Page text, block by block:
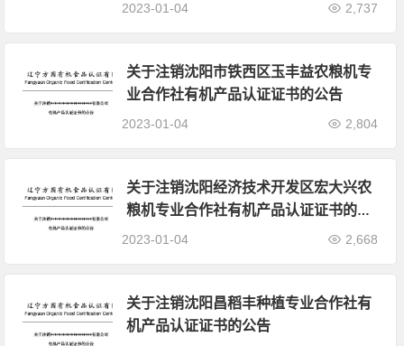
2023-01-04 2,737
关于注销沈阳市铁西区玉丰益农粮机专
业合作社有机产品认证证书的公告
2023-01-04 2,804
关于注销沈阳经济技术开发区宏大兴农
粮机专业合作社有机产品认证证书的公
告
2023-01-04 2,668
关于注销沈阳昌稻丰种植专业合作社有
机产品认证证书的公告